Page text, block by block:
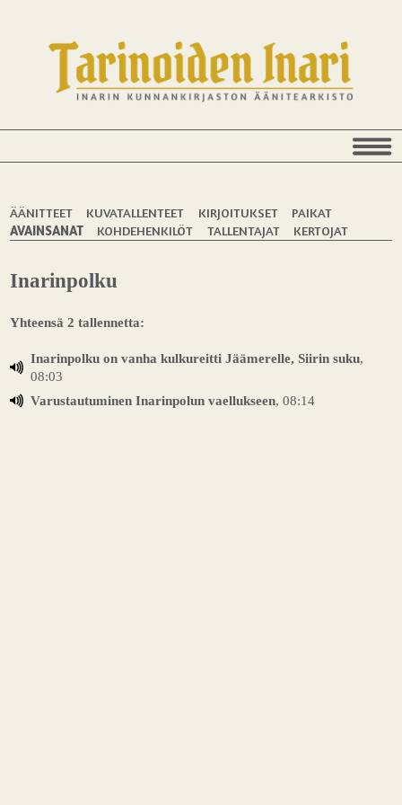
ÄÄNITTEET KUVATALLENTEET KIRJOITUKSET
PAIKAT
AVAINSANAT
KOHDEHENKILÖT TALLENTAJAT KERTOJAT
Inarinpolku
Yhteensä 2 tallennetta:
Inarinpolku on vanha kulkureitti Jäämerelle, Siirin suku,
08:03
Varustautuminen Inarinpolun vaellukseen, 08:14